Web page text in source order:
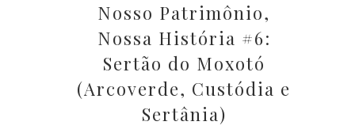
Nosso Patrimônio,
Nossa História #6:
Sertão do Moxotó
(Arcoverde, Custódia e
Sertânia)